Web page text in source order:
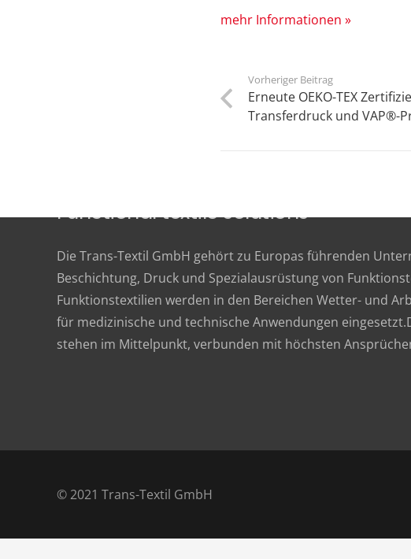
mehr Informationen »
Vorheriger Beitrag
Erneute OEKO-TEX
Transferdruck und VAP®-
Functional textile solutions
Die Trans-Textil GmbH gehört zu Europas führenden
Beschichtung, Druck und Spezialausrüstung von
Funktionstextilien werden in den Bereichen Wetter- und
für medizinische und technische Anwendungen
stehen im Mittelpunkt, verbunden mit höchsten
© 2021 Trans-Textil GmbH